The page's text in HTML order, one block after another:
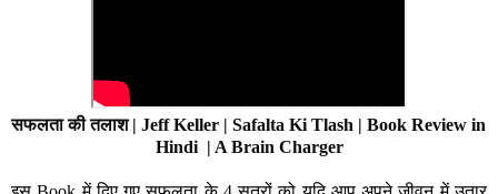
सफलता की तलाश | Jeff Keller | Safalta Ki Tlash | Book Review in
Hindi  | A Brain Charger